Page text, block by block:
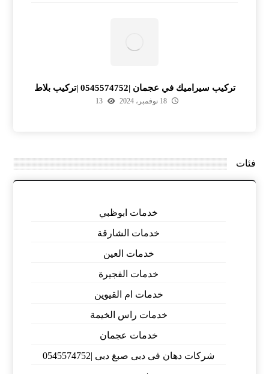
تركيب سيراميك في عجمان |0545574752 |تركيب بلاط
18 نوفمبر، 2024 13
فئات
خدمات ابوظبي
خدمات الشارقة
خدمات العين
خدمات الفجيرة
خدمات ام القيوين
خدمات راس الخيمة
خدمات عجمان
شركات دهان فى دبى صبغ دبى |0545574752